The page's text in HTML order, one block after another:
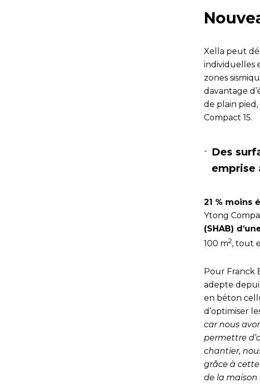
Xella peut
individuelles
zones
davantage
de plain
Compact 15.
Des
emprise
21 % moins
Ytong
(SHAB)
100 m2, tout
Pour Franck
adepte
en béton
d’optimiser
car nous
permettre
chantier,
grâce à
de la maison